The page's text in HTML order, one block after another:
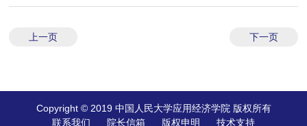
上一页 下一页
Copyright © 2019 中国人民大学应用经济学院 版权所有
联系我们
院长信箱 版权申明 技术支持